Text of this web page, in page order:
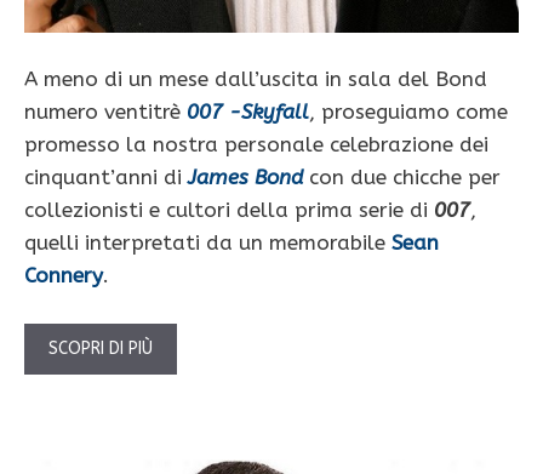
A meno di un mese dall’uscita in sala del Bond
numero ventitrè 007 -Skyfall, proseguiamo come
promesso la nostra personale celebrazione dei
cinquant’anni diJames Bond con due chicche per
collezionisti e cultori della prima serie di 007,
quelli interpretati da un memorabile Sean
Connery.
SCOPRI DI PIÙ